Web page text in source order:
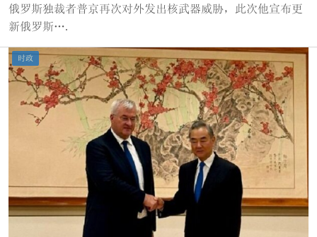
俄罗斯独裁者普京再次对外发出核武器威胁，此次他宣布更
新俄罗斯….
时政